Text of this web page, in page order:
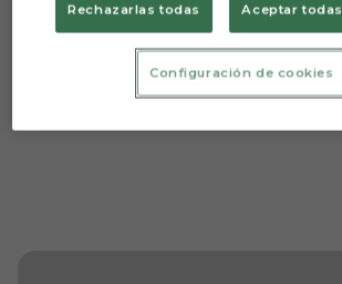
Rechazarlas todas Aceptar
Configuración de cookies